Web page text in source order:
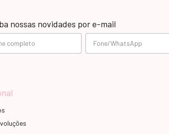
nossas novidades por e-mail